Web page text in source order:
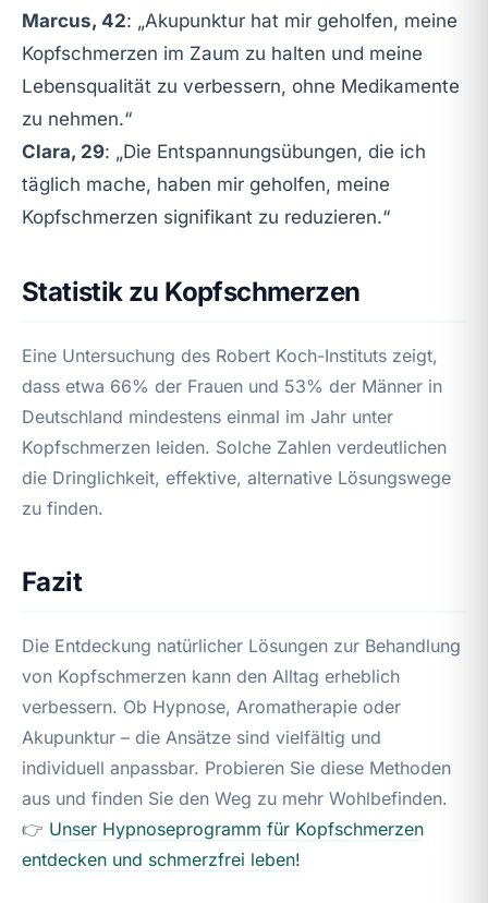
Marcus, 42: „Akupunktur hat mir geholfen, meine
Kopfschmerzen im Zaum zu halten und meine
Lebensqualität zu verbessern, ohne Medikamente
zu nehmen.“
Clara, 29: „Die Entspannungsübungen, die ich
täglich mache, haben mir geholfen, meine
Kopfschmerzen signifikant zu reduzieren.“
Statistik zu Kopfschmerzen
Eine Untersuchung des Robert Koch-Instituts zeigt,
dass etwa 66% der Frauen und 53% der Männer in
Deutschland mindestens einmal im Jahr unter
Kopfschmerzen leiden. Solche Zahlen verdeutlichen
die Dringlichkeit, effektive, alternative Lösungswege
zu finden.
Fazit
Die Entdeckung natürlicher Lösungen zur Behandlung
von Kopfschmerzen kann den Alltag erheblich
verbessern. Ob Hypnose, Aromatherapie oder
Akupunktur – die Ansätze sind vielfältig und
individuell anpassbar. Probieren Sie diese Methoden
aus und finden Sie den Weg zu mehr Wohlbefinden.
👉 Unser Hypnoseprogramm für Kopfschmerzen
entdecken und schmerzfrei leben!